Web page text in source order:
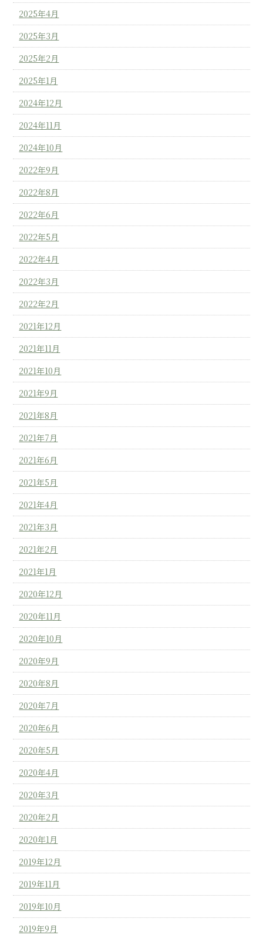
2025年4月
2025年3月
2025年2月
2025年1月
2024年12月
2024年11月
2024年10月
2022年9月
2022年8月
2022年6月
2022年5月
2022年4月
2022年3月
2022年2月
2021年12月
2021年11月
2021年10月
2021年9月
2021年8月
2021年7月
2021年6月
2021年5月
2021年4月
2021年3月
2021年2月
2021年1月
2020年12月
2020年11月
2020年10月
2020年9月
2020年8月
2020年7月
2020年6月
2020年5月
2020年4月
2020年3月
2020年2月
2020年1月
2019年12月
2019年11月
2019年10月
2019年9月